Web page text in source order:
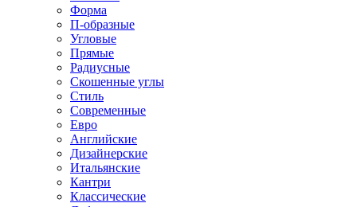
Форма
П-образные
Угловые
Прямые
Радиусные
Скошенные углы
Стиль
Современные
Евро
Английские
Дизайнерские
Итальянские
Кантри
Классические